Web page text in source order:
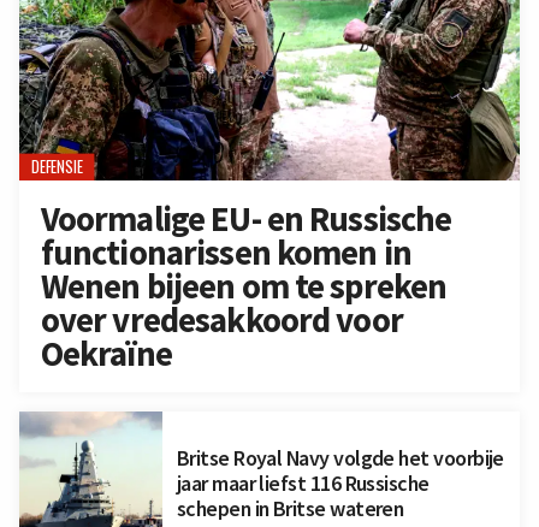
DEFENSIE
Voormalige EU- en Russische
functionarissen komen in
Wenen bijeen om te spreken
over vredesakkoord voor
Oekraïne
Britse Royal Navy volgde het voorbije
jaar maar liefst 116 Russische
schepen in Britse wateren